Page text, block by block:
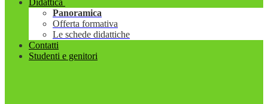
Didattica
Panoramica
Offerta formativa
Le schede didattiche
Contatti
Studenti e genitori